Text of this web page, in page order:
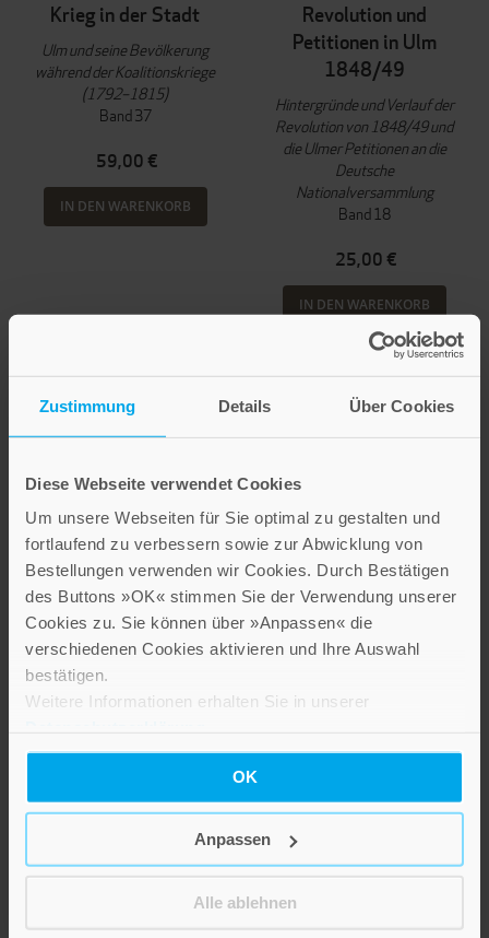
Zustimmung Details Über Cookies
Diese Webseite verwendet Cookies
Um unsere Webseiten für Sie optimal zu gestalten und
fortlaufend zu verbessern sowie zur Abwicklung von
Bestellungen verwenden wir Cookies. Durch Bestätigen
des Buttons »OK« stimmen Sie der Verwendung unserer
Cookies zu. Sie können über »Anpassen« die
verschiedenen Cookies aktivieren und Ihre Auswahl
bestätigen.
Weitere Informationen erhalten Sie in unserer
OK
Anpassen
Alle ablehnen
Krieg in der Stadt
Ulm und seine Bevölkerung
während der Koalitionskriege
(1792–1815)
Band 37
59,00 €
IN DEN WARENKORB
Revolution und
Petitionen in Ulm
1848/49
Hintergründe und Verlauf der
Revolution von 1848/49 und
die Ulmer Petitionen an die
Deutsche
Nationalversammlung
Band 18
25,00 €
IN DEN WARENKORB
Wolf-Henning Petershagen
Die Ulmer
Donauschifffahrt im
Band 17
25,00 €
Jürgen Dendorfer
Jörg Peltzer
Adeliges und
Reich (ca. 1150–
Recht – Praktiken –